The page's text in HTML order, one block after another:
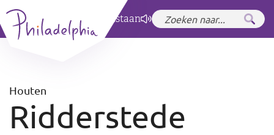
Zet hoog contrastaan
Houten
Ridderstede